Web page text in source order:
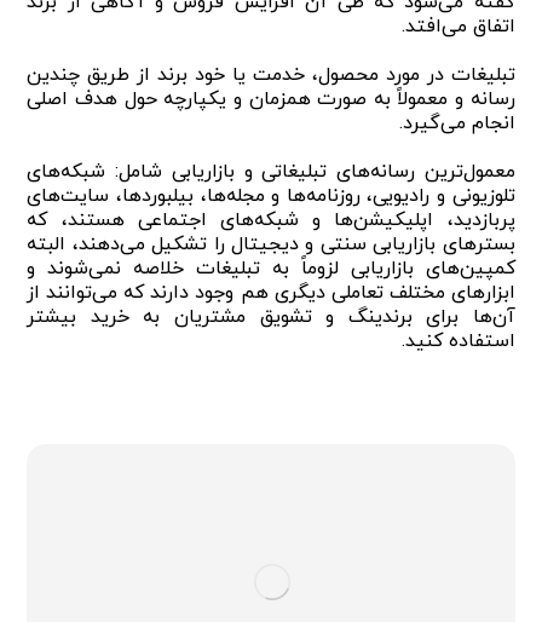
اتفاق می‌افتد.
تبلیغات در مورد محصول، خدمت یا خود برند از طریق چندین
رسانه‌ و معمولاً به صورت همزمان و یکپارچه حول هدف اصلی
انجام می‌گیرد.
معمول‌ترین رسانه‌های تبلیغاتی و بازاریابی شامل: شبکه‌های
تلوزیونی و رادیویی، روزنامه‌ها و مجله‌ها، بیلبوردها، سایت‌های
پربازدید، اپلیکیشن‌ها و شبکه‌های اجتماعی هستند، که
بسترهای بازاریابی سنتی و دیجیتال را تشکیل می‌دهند، البته
کمپین‌های بازاریابی لزوماً به تبلیغات خلاصه نمی‌شوند و
ابزارهای مختلف تعاملی دیگری هم وجود دارند که می‌توانند از
آن‌ها برای برندینگ و تشویق مشتریان به خرید بیشتر
استفاده کنید.